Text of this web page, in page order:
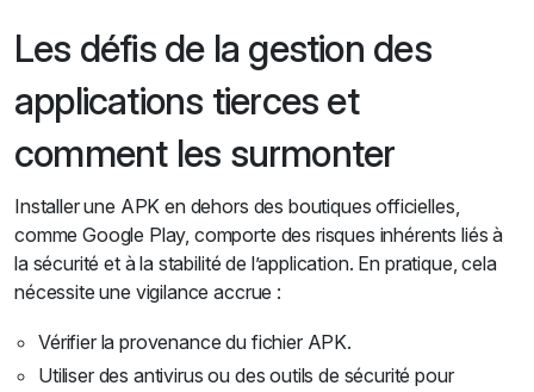
Les défis de la gestion des
applications tierces et
comment les surmonter
Installer une APK en dehors des boutiques officielles,
comme Google Play, comporte des risques inhérents liés à
la sécurité et à la stabilité de l’application. En pratique, cela
nécessite une vigilance accrue :
Vérifier la provenance du fichier APK.
Utiliser des antivirus ou des outils de sécurité pour